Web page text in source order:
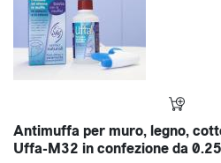
Antimuffa per muro, legno,
Uffa-M32 in confezione da